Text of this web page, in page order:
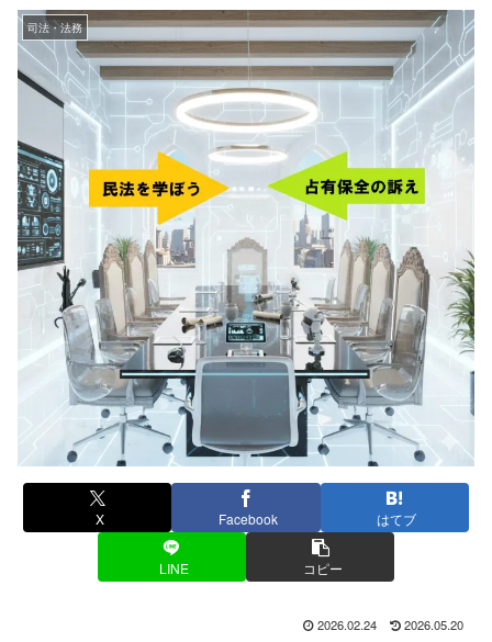
司法・法務
X Facebook はてブ
LINE コピー
2026.02.24 2026.05.20